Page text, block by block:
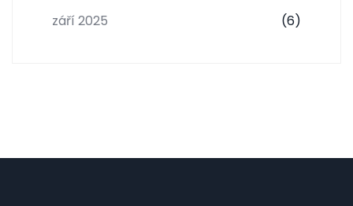
září 2025
(6)